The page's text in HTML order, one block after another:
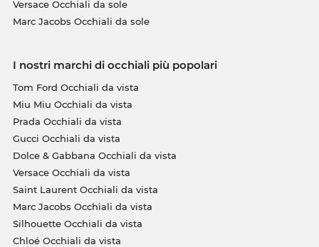
Versace Occhiali da sole
Marc Jacobs Occhiali da sole
I nostri marchi di occhiali più popolari
Tom Ford Occhiali da vista
Miu Miu Occhiali da vista
Prada Occhiali da vista
Gucci Occhiali da vista
Dolce & Gabbana Occhiali da vista
Versace Occhiali da vista
Saint Laurent Occhiali da vista
Marc Jacobs Occhiali da vista
Silhouette Occhiali da vista
Chloé Occhiali da vista